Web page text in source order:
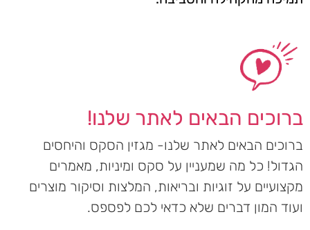
ברוכים הבאים לאתר שלנו!
ברוכים הבאים לאתר שלנו- מגזין הסקס והיחסים
הגדול! כל מה שמעניין על סקס ומיניות, מאמרים
מקצועיים על זוגיות ובריאות, המלצות וסיקור מוצרים
ועוד המון דברים שלא כדאי לכם לפספס.